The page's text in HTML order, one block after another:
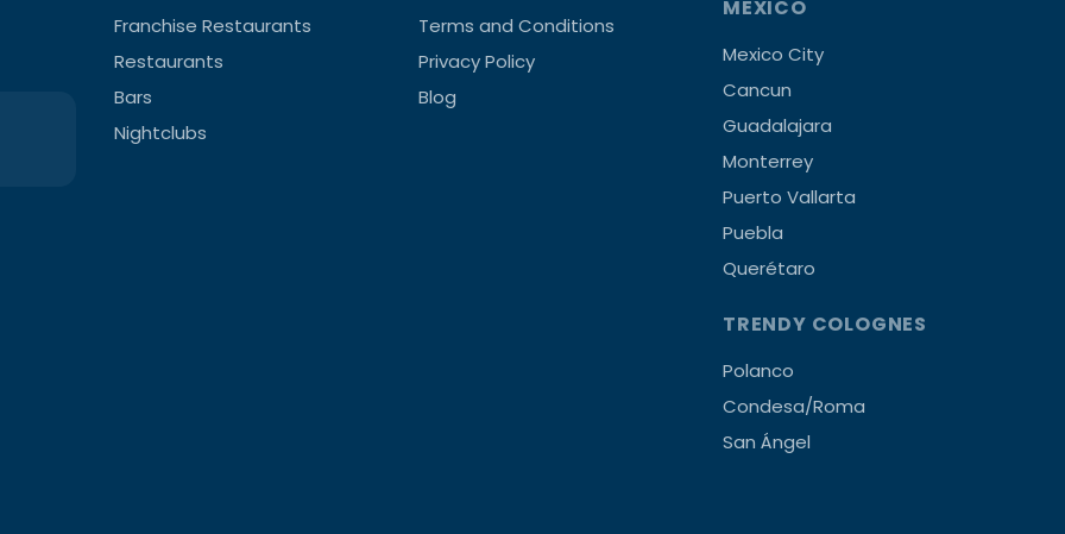
Franchise Restaurants
Restaurants
Bars
Nightclubs
Terms and Conditions
Privacy Policy
Blog
MEXICO
Mexico City
Cancun
Guadalajara
Monterrey
Puerto Vallarta
Puebla
Querétaro
TRENDY COLOGNES
Polanco
Condesa/Roma
San Ángel